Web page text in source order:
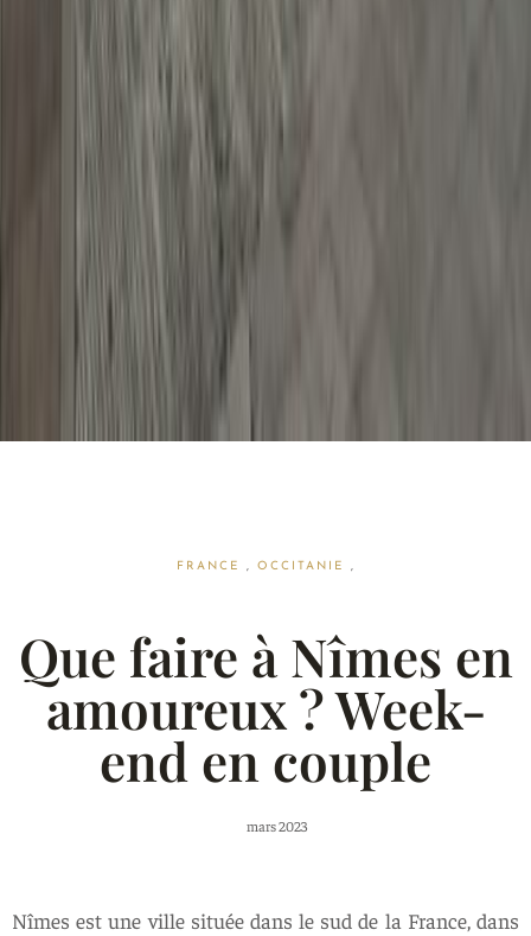
FRANCE , OCCITANIE ,
Que faire à Nîmes en
amoureux ? Week-
end en couple
mars 2023
Nîmes est une ville située dans le sud de la France, dans